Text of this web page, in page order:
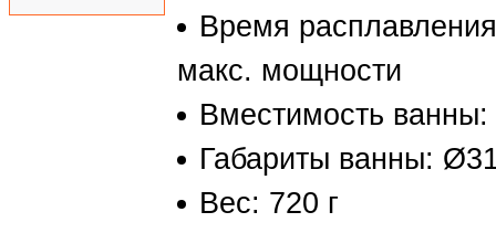
Время
макс. мощности
Вместимость ванны:
Габариты ванны:
Вес: 720 г